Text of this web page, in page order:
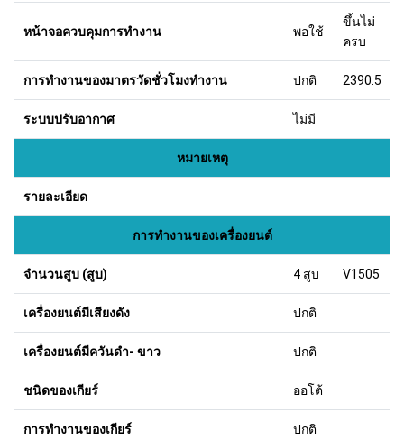
หน้าจอควบคุมการทำงาน พอใช้
ขึ้นไม่
ครบ
การทำงานของมาตรวัดชั่วโมงทำงาน ปกติ 2390.5
ระบบปรับอากาศ ไม่มี
หมายเหตุ
รายละเอียด
การทำงานของเครื่องยนต์
จำนวนสูบ (สูบ) 4 สูบ V1505
เครื่องยนต์มีเสียงดัง ปกติ
เครื่องยนต์มีควันดำ- ขาว ปกติ
ชนิดของเกียร์ ออโต้
การทำงานของเกียร์ ปกติ